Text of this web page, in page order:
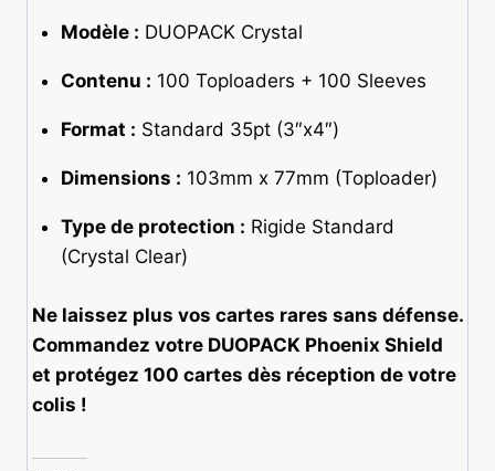
Modèle : DUOPACK Crystal
Contenu : 100 Toploaders + 100 Sleeves
Format : Standard 35pt (3″x4″)
Dimensions : 103mm x 77mm (Toploader)
Type de protection : Rigide Standard
(Crystal Clear)
Ne laissez plus vos cartes rares sans défense.
Commandez votre DUOPACK Phoenix Shield
et protégez 100 cartes dès réception de votre
colis !